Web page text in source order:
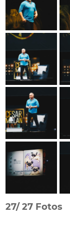
27/27 Fotos